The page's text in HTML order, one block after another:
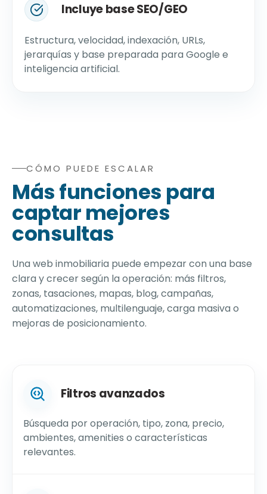
Incluye base SEO/GEO
Estructura, velocidad, indexación, URLs,
jerarquías y base preparada para Google e
inteligencia artificial.
Cómo puede escalar una web inmobiliaria
CÓMO PUEDE ESCALAR
Más funciones para
captar mejores
consultas
Una web inmobiliaria puede empezar con una base
clara y crecer según la operación: más filtros,
zonas, tasaciones, mapas, blog, campañas,
automatizaciones, multilenguaje, carga masiva o
mejoras de posicionamiento.
Filtros avanzados
Búsqueda por operación, tipo, zona, precio,
ambientes, amenities o características
relevantes.